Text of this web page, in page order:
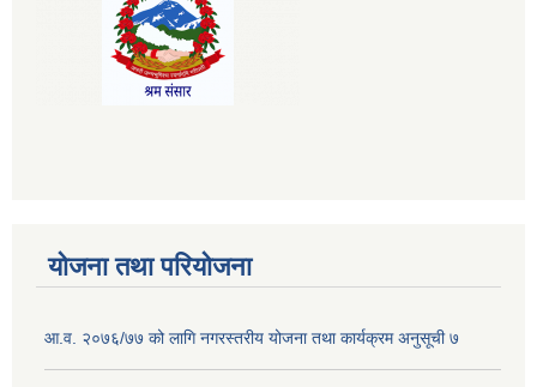
योजना तथा परियोजना
आ.व. २०७६/७७ को लागि नगरस्तरीय योजना तथा कार्यक्रम अनुसूची ७